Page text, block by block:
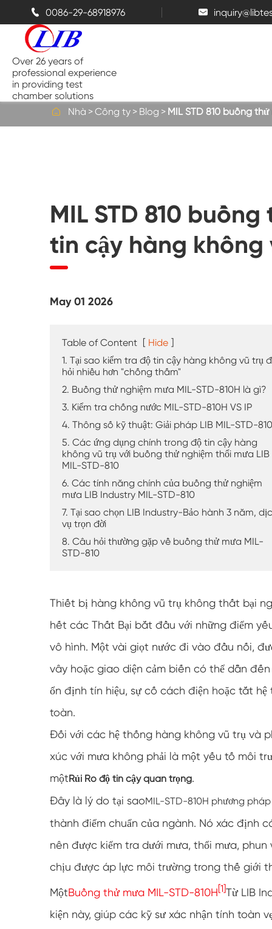
 0086-29-68918976 
Over 26 years of
professional experience
in providing test
chamber solutions
Buồng nhiệt
Buồng phun muối
Buồng kiểm tra bụi
Buồng thử mưa
Buồng đi bộ
Buồng thử nghiệm đặc biệt
Thiết bị kiểm tra IP
 Nhà Công ty Blog MIL STD 810 buồng
MIL STD 810
tin cậy hàng không
May 01 2026
Table of Content [ Hide ]
1. Tại sao kiểm tra độ tin cậy hàng không vũ trụ
hỏi nhiều hơn "chống thấm"
2. Buồng thử nghiệm mưa MIL-STD-810H là gì?
3. Kiểm tra chống nước MIL-STD-810H VS IP
4. Thông số kỹ thuật: Giải pháp LIB MIL-STD-
5. Các ứng dụng chính trong độ tin cậy hàng
không vũ trụ với buồng thử nghiệm thổi mưa LIB
MIL-STD-810
6. Các tính năng chính của buồng thử nghiệm
mưa LIB Industry MIL-STD-810
7. Tại sao chọn LIB Industry-Bảo hành 3 năm,
vụ trọn đời
8. Câu hỏi thường gặp về buồng thử mưa MIL-
STD-810
Thiết bị hàng không vũ trụ không thất bại
hết các Thất Bại bắt đầu với những điểm
vô hình. Một vài giọt nước đi vào đầu nối,
vây hoặc giao diện cảm biến có thể dẫn
ổn định tín hiệu, sự cố cách điện hoặc tắt
toàn.
Đối với các hệ thống hàng không vũ trụ và
xúc với mưa không phải là một yếu tố môi
mộtRủi Ro độ tin cậy quan trọng.
Đây là lý do tại saoMIL-STD-810H phương
thành điểm chuẩn của ngành. Nó xác định
nên được kiểm tra dưới mưa, thổi mưa,
chịu được áp lực môi trường trong thế giới
MộtBuồng thử mưa MIL-STD-810H[1]Từ LIB
kiện này, giúp các kỹ sư xác nhận tính toàn